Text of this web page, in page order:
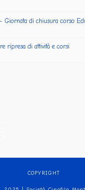
Giornata di chiusura corso
ripresa di attività e corsi
COPYRIGHT